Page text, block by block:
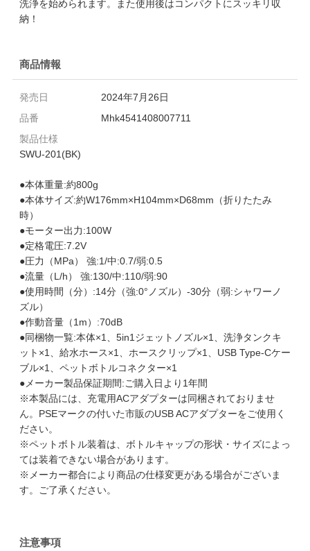
洗浄を始められます。また使用後はコンパクトにスッキリ収
納！
商品情報
発売日
2024年7月26日
品番
Mhk4541408007711
製品仕様
SWU-201(BK)
●本体重量:約800g
●本体サイズ:約W176mm×H104mm×D68mm（折りたたみ
時）
●モーター出力:100W
●定格電圧:7.2V
●圧力（MPa） 強:1/中:0.7/弱:0.5
●流量（L/h） 強:130/中:110/弱:90
●使用時間（分）:14分（強:0°ノズル）-30分（弱:シャワーノ
ズル）
●作動音量（1m）:70dB
●同梱物一覧:本体×1、5in1ジェットノズル×1、洗浄タンクキ
ット×1、給水ホース×1、ホースクリップ×1、USB Type-Cケー
ブル×1、ペットボトルコネクター×1
●メーカー製品保証期間:ご購入日より1年間
※本製品には、充電用ACアダプターは同梱されておりませ
ん。PSEマークの付いた市販のUSB ACアダプターをご使用く
ださい。
※ペットボトル装着は、ボトルキャップの形状・サイズによっ
ては装着できない場合があります。
※メーカー都合により商品の仕様変更がある場合がございま
す。ご了承ください。
注意事項